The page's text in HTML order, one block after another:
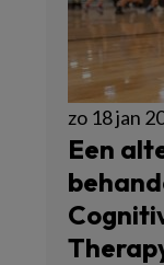
zo 18 jan
Een